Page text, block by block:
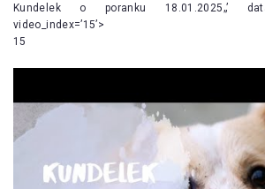
Kundelek o poranku 18.01.2025„’
video_index=’15’>
15